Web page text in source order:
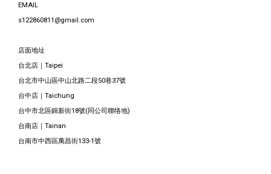
EMAIL
s122860811@gmail.com
店面地址
台北店｜Taipei
台北市中山區中山北路二段50巷37號
台中店｜Taichung
台中市北區錦新街18號(同公司聯络地)
台南店｜Tainan
台南市中西區萬昌街133-1號